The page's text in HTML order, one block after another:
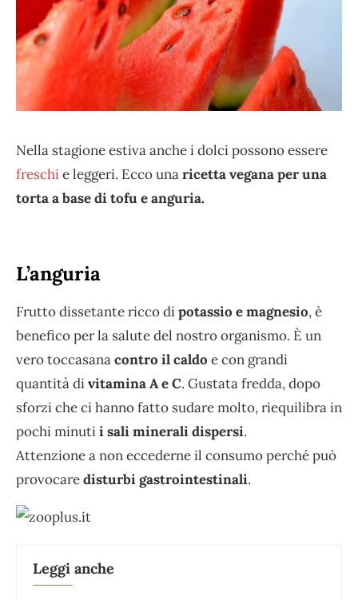
Nella stagione estiva anche i dolci possono essere
freschie leggeri. Ecco unaricetta vegana per una
torta a base di tofu e anguria.
L’anguria
Frutto dissetante ricco dipotassio e magnesio, è
benefico per la salute del nostro organismo. È un
vero toccasanacontro il caldo e con grandi
quantità divitamina A e C. Gustata fredda, dopo
sforzi che ci hanno fatto sudare molto, riequilibra in
pochi minutii sali minerali dispersi.
Attenzione a non eccederne il consumo perché può
provocaredisturbi gastrointestinali.
Leggi anche